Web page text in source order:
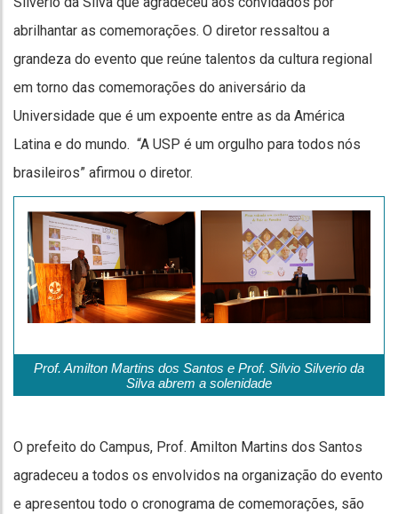
abrilhantar as comemorações. O diretor ressaltou a
grandeza do evento que reúne talentos da cultura regional
em torno das comemorações do aniversário da
Universidade que é um expoente entre as da América
Latina e do mundo. “A USP é um orgulho para todos nós
brasileiros” afirmou o diretor.
Prof. Amilton Martins dos Santos e Prof. Silvio Silverio da
Silva abrem a solenidade
O prefeito do Campus, Prof. Amilton Martins dos Santos
agradeceu a todos os envolvidos na organização do evento
e apresentou todo o cronograma de comemorações, são